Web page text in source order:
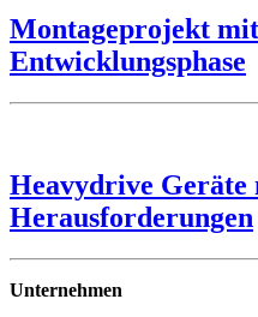
Montageprojekt
Entwicklungsphase
Heavydrive Geräte
Herausforderungen
Unternehmen